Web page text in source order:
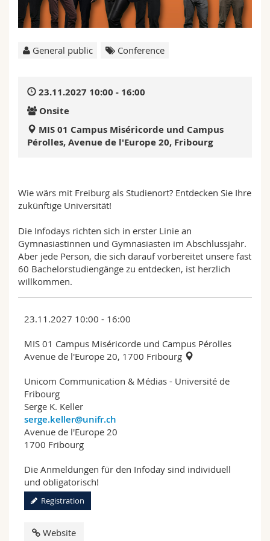
Science and Medicine
Employees
Webmail
General public Conference
23.11.2027 10:00 - 16:00
Onsite
MIS 01 Campus Miséricorde und Campus
Pérolles, Avenue de l'Europe 20, Fribourg
Wie wärs mit Freiburg als Studienort? Entdecken Sie Ihre
zukünftige Universität!
Die Infodays richten sich in erster Linie an
Gymnasiastinnen und Gymnasiasten im Abschlussjahr.
Aber jede Person, die sich darauf vorbereitet unsere fast
60 Bachelorstudiengänge zu entdecken, ist herzlich
willkommen.
23.11.2027 10:00 - 16:00
MIS 01 Campus Miséricorde und Campus Pérolles
Avenue de l'Europe 20, 1700 Fribourg
Unicom Communication & Médias - Université de
Fribourg
Serge K. Keller
serge.keller@unifr.ch
Avenue de l'Europe 20
1700 Fribourg
Die Anmeldungen für den Infoday sind individuell
und obligatorisch!
Registration
Website